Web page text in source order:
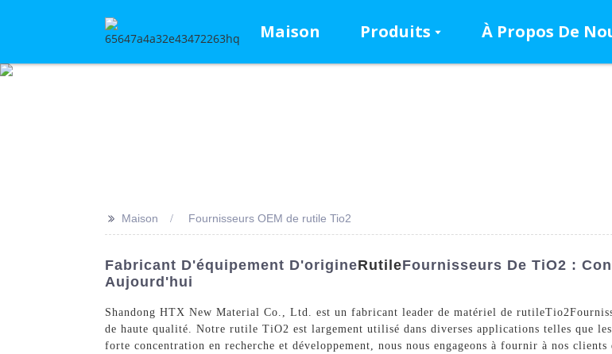
Maison Produits À Propos De
>> Maison Fournisseurs OEM de rutile Tio2
Fabricant D'équipement D'origineRutileFournisseurs De TiO2 :
Aujourd'hui
Shandong HTX New Material Co., Ltd. est un fabricant leader de matériel de rutileTio2
de haute qualité. Notre rutile TiO2 est largement utilisé dans diverses applications telles que
forte concentration en recherche et développement, nous nous engageons à fournir à nos